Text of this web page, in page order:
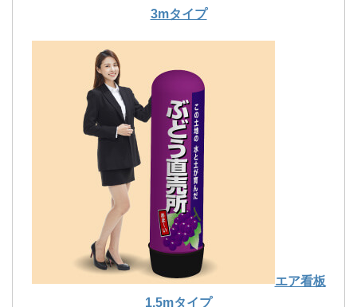
3mタイプ
エア看板
1.5mタイプ